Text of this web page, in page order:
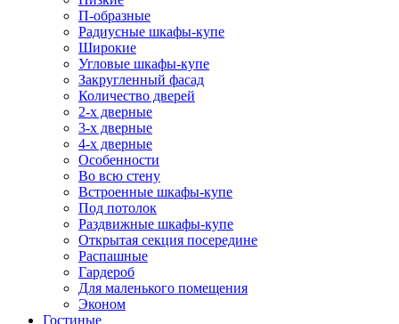
П-образные
Радиусные шкафы-купе
Широкие
Угловые шкафы-купе
Закругленный фасад
Количество дверей
2-х дверные
3-х дверные
4-х дверные
Особенности
Во всю стену
Встроенные шкафы-купе
Под потолок
Раздвижные шкафы-купе
Открытая секция посередине
Распашные
Гардероб
Для маленького помещения
Эконом
Гостиные